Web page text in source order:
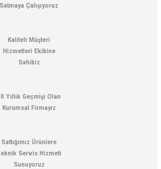
Nem Ölçer
Satmaya Çalışıyoruz
Kaliteli Müşteri
Hizmetleri Ekibine
Sahibiz
Yıllık Geçmişi Olan
Kurumsal Firmayız
Sattığımız Ürünlere
Servis Hizmeti
Sunuyoruz